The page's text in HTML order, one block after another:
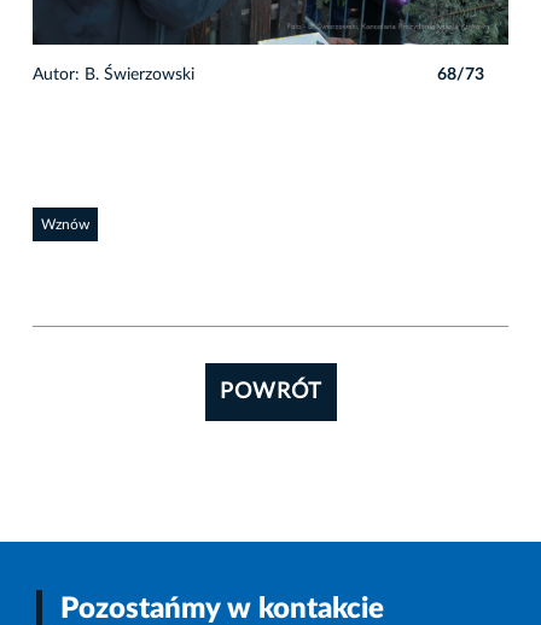
Autor: B. Świerzowski 68/73
Wznów
POWRÓT
Pozostańmy w kontakcie